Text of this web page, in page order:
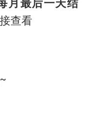
月最后一天结
查看